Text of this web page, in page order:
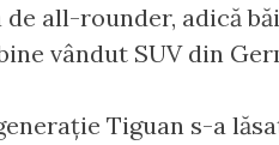
all-rounder, adică
vândut SUV din
Tiguan s-a